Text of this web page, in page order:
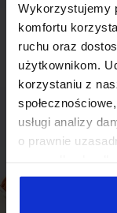
Wykorzystujemy
komfortu
ruchu oraz
użytkownikom.
korzystaniu z
usługi analizy
o prawnie
Niektóre z
przez naszych
Skontaktuj